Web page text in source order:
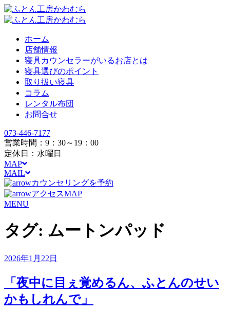
ホーム
店舗情報
寝具カウンセラーがいるお店とは
寝具選びのポイント
取り扱い寝具
コラム
レンタル布団
お問合せ
073-446-7177
営業時間：9：30～19：00
定休日：水曜日
MAP
MAIL
カウンセリングを予約
アクセスMAP
MENU
タグ: ムートンパッド
投
日:
2026年1月22日
「夜中に目ぇ覚めるん、ふとんのせい
かもしれんで」